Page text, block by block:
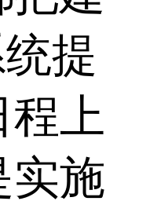
提
程上
实施